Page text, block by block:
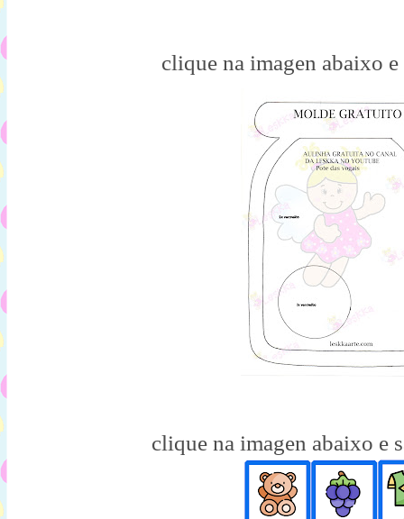
clique na imagen abaixo
clique na imagen abaixo e